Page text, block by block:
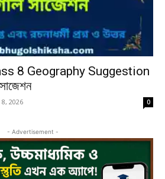
8 Geography Suggestion
8, 2026 0
- Advertisement -